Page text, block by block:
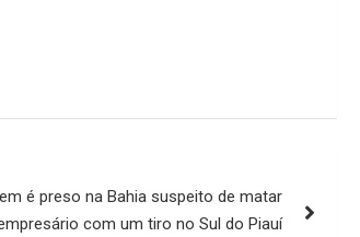
é preso na Bahia suspeito de matar
com um tiro no Sul do Piauí